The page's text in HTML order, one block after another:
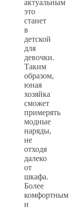
актуальным
это
станет
в
детской
для
девочки.
Таким
образом,
юная
хозяйка
сможет
примерять
модные
наряды,
не
отходя
далеко
от
шкафа.
Более
комфортным
и